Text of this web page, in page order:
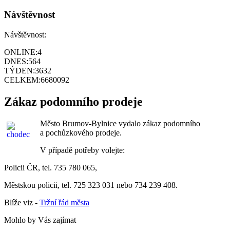
Návštěvnost
Návštěvnost:
ONLINE:4
DNES:564
TÝDEN:3632
CELKEM:6680092
Zákaz podomního prodeje
Město Brumov-Bylnice vydalo zákaz podomního
a pochůzkového prodeje.
V případě potřeby volejte:
Policii ČR, tel. 735 780 065,
Městskou policii, tel. 725 323 031 nebo 734 239 408.
Blíže viz - Tržní řád města
Mohlo by Vás zajímat